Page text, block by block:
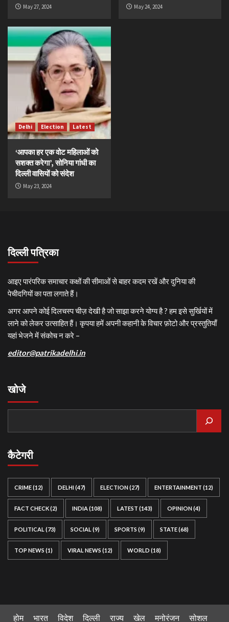
May 27, 2024 May 24, 2024
Delhi Election Latest
‘आपका हर एक वोट महिलाओं को
सशक्त करेगा’, सोनिया गांधी का
दिल्ली वासियों को संदेश
May 23, 2024
दिल्ली पत्रिका
आइए पारंपरिक समाचार कक्षों की सीमाओं से बाहर कदम रखें और दुनिया की
पेचीदगियों का पता लगाते हैं।
अगर आपने कोई दिलचस्प चीज़ देखी है जो साझा करने योग्य है ? हम इसे सुर्खियों में
लाने को लेकर उत्साहित हैं। कृपया हमें अपनी कहानी के विचार फ़ोटो और प्रस्तुतियाँ
यहां भेजने में संकोच न करे –
editor@patrikadelhi.in
खोजे
कैटेगरी
CRIME(12) DELHI(47) ELECTION(27) ENTERTAINMENT (12)
FACT CHECK(2) INDIA(108) LATEST (143) OPINION(4)
POLITICAL (73) SOCIAL (9) SPORTS (9) STATE(68)
TOP NEWS (1) VIRAL NEWS (12) WORLD (18)
होम भारत विदेश दिल्ली राज्य खेल मनोरंजन सोशल